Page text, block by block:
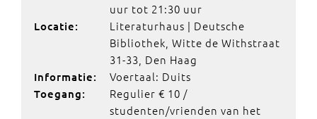
uur tot 21:30 uur
Locatie:
Literaturhaus | Deutsche
Bibliothek, Witte de Withstraat
31-33, Den Haag
Informatie: Voertaal: Duits
Toegang:
Regulier € 10 /
studenten/vrienden van het